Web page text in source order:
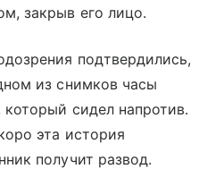
закрыв его лицо.
подтвердились,
из снимков часы
сидел напротив.
эта история
получит развод.